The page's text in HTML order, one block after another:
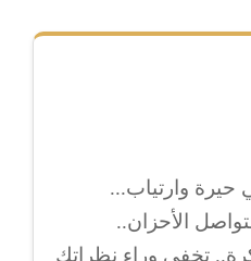
حيرة وارتياب...
الأحزان..
تخفي وراء نظراتك